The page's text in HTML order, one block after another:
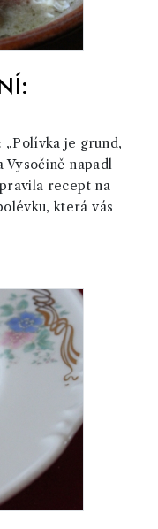
„Polívka je grund,
Vysočině napadl
recept na
která vás